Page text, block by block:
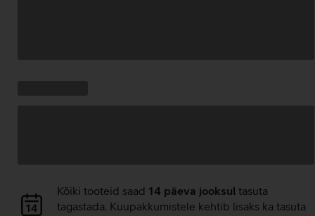
Andmete
laadimine
Kõiki tooteid saad 14 päeva jooksul tasuta
tagastada. Kuupakkumistele kehtib lisaks ka tasuta